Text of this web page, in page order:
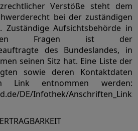
Verstöße steht dem
bei der zuständigen
Zuständige Aufsichtsbehörde in
Fragen ist der
des Bundeslandes, in
seinen Sitz hat. Eine Liste der
sowie deren Kontaktdaten
Link entnommen werden:
DE/Infothek/